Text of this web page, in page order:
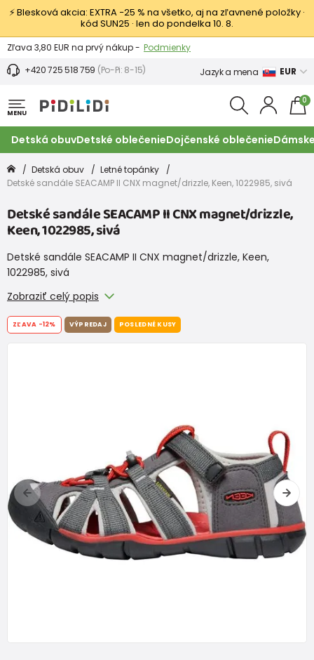
⚡ Blesková akcia: EXTRA −25 % na všetko, aj na zľavnené položky ·
kód SUN25 · len do pondelka 10. 8.
Výmena a vrátenie tovaru - Zobraziť
Zľava 3,80 EUR na prvý nákup - Podmienky
+420 725 518 759 (Po-Pi: 8-15) Jazyk a mena EUR
MENU
0
Detská obuvDetské oblečenieDojčenské oblečenie
Detská obuv
Letné topánky
Detské sandále SEACAMP II CNX magnet/drizzle, Keen, 1022985, sivá
Detské sandále SEACAMP II CNX magnet/drizzle,
Keen, 1022985, sivá
Detské sandále SEACAMP II CNX magnet/drizzle, Keen,
1022985, sivá
Zobraziť celý popis
ZĽAVA -12% VÝPREDAJ POSLEDNÉ KUSY